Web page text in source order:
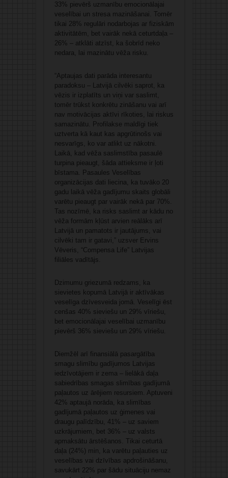
33% pievērš uzmanību emocionālajai
veselībai un stresa mazināšanai. Tomēr
tikai 28% regulāri nodarbojas ar fiziskām
aktivitātēm, bet vairāk nekā ceturtdaļa –
26% – atklāti atzīst, ka šobrīd neko
nedara, lai mazinātu vēža risku.
“Aptaujas dati parāda interesantu
paradoksu – Latvijā cilvēki saprot, ka
vēzis ir izplatīts un viņi var saslimt,
tomēr trūkst konkrētu zināšanu vai arī
nav motivācijas aktīvi rīkoties, lai riskus
samazinātu. Profilakse maldīgi tiek
uztverta kā kaut kas apgrūtinošs vai
nesvarīgs, ko var atlikt uz nākotni.
Laikā, kad vēža saslimstība pasaulē
turpina pieaugt, šāda attieksme ir ļoti
bīstama. Pasaules Veselības
organizācijas dati liecina, ka tuvāko 20
gadu laikā vēža gadījumu skaits globāli
varētu pieaugt par vairāk nekā par 70%.
Tas nozīmē, ka risks saslimt ar kādu no
vēža formām kļūst arvien reālāks arī
Latvijā un pamatots ir jautājums, vai
cilvēki tam ir gatavi,” uzsver Ervins
Vēveris, “Compensa Life” Latvijas
filiāles vadītājs.
Dzimumu griezumā redzams, ka
sievietes kopumā Latvijā ir aktīvākas
veselīga dzīvesveida jomā. Veselīgi ēst
cenšas 40% sieviešu un 29% vīriešu,
bet emocionālajai veselībai uzmanību
pievērš 36% sieviešu un 29% vīriešu.
Diemžēl arī finansiālā pasargātība
smagu slimību gadījumos Latvijas
iedzīvotājiem ir zema – lielākā daļa
sabiedrības smagas slimības gadījumā
paļautos uz ārējiem resursiem. Aptuveni
42% aptaujā norāda, ka slimības
gadījumā paļautos uz ģimenes vai
draugu palīdzību, 41% – uz saviem
uzkrājumiem, bet 36% – uz valsts
apmaksātu ārstēšanos. Tikai ceturtā
daļa (24%) min, ka varētu paļauties uz
veselības vai dzīvības apdrošināšanu,
savukārt 22% par šādu situāciju nemaz